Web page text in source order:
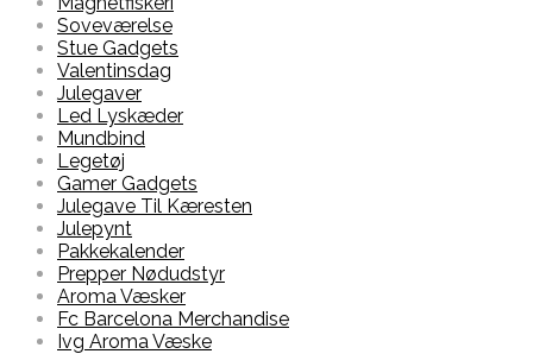
Soveværelse
Stue Gadgets
Valentinsdag
Julegaver
Led Lyskæder
Mundbind
Legetøj
Gamer Gadgets
Julegave Til Kæresten
Julepynt
Pakkekalender
Prepper Nødudstyr
Aroma Væsker
Fc Barcelona Merchandise
Ivg Aroma Væske